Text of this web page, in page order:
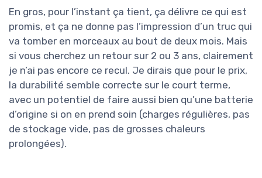
En gros, pour l’instant ça tient, ça délivre ce qui est
promis, et ça ne donne pas l’impression d’un truc qui
va tomber en morceaux au bout de deux mois. Mais
si vous cherchez un retour sur 2 ou 3 ans, clairement
je n’ai pas encore ce recul. Je dirais que pour le prix,
la durabilité semble correcte sur le court terme,
avec un potentiel de faire aussi bien qu’une batterie
d’origine si on en prend soin (charges régulières, pas
de stockage vide, pas de grosses chaleurs
prolongées).